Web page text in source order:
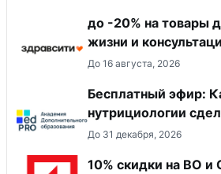
до -20% на товары
жизни и
До 16 августа, 2026
Бесплатный эфир:
нутрициологии
До 31 декабря, 2026
10% скидки на ВО